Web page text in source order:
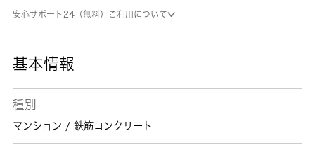
月の素敵な物件ですのでどうぞご覧ください。
安心サポート24（無料）ご利用について
基本情報
種別
マンション / 鉄筋コンクリート